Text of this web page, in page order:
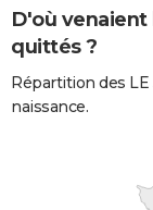
D'où venaient
quittés ?
Répartition des
naissance.